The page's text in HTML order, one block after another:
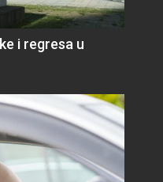
i regresa u